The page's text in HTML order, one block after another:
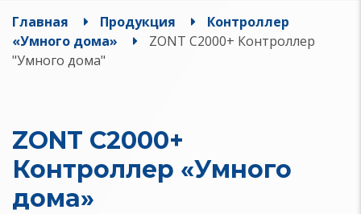
Главная Продукция
Контроллер
«Умного дома»
ZONT C2000+ Контроллер
"Умного дома"
ZONT C2000+
Контроллер «Умного
дома»